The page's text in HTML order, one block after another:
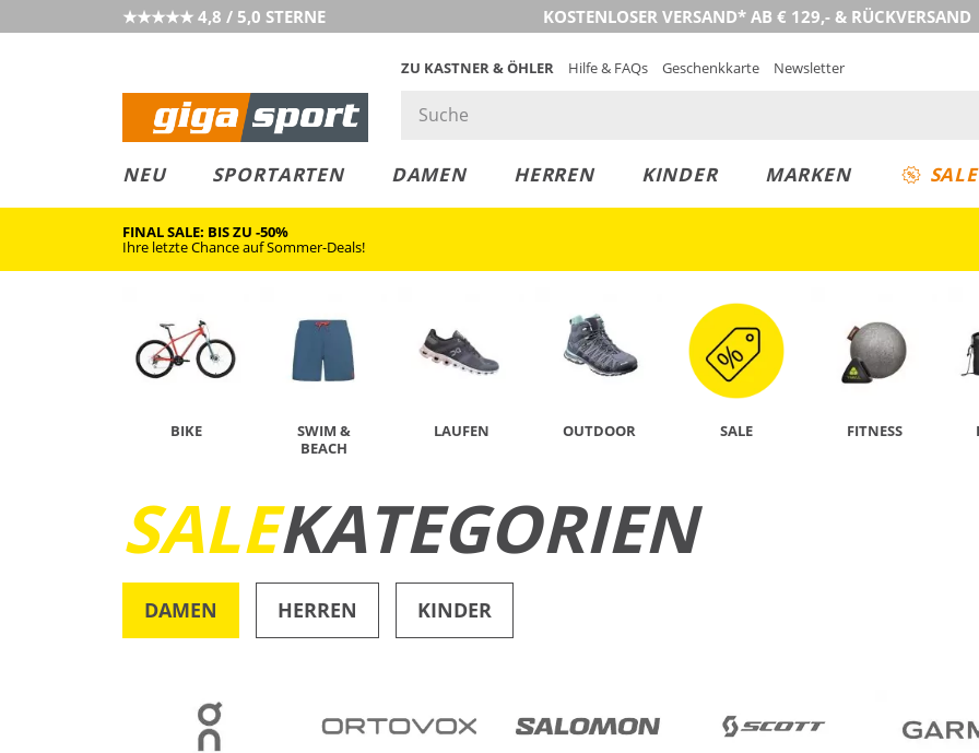
★★★★★ 4,8 / 5,0 STERNE KOSTENLOSER VERSAND* AB € 129,- & RÜCKVERSAND
ZU KASTNER & ÖHLER Hilfe & FAQs Geschenkkarte Newsletter
NEU SPORTARTEN DAMEN HERREN KINDER MARKEN SALE
FINAL SALE: BIS ZU -50%
Ihre letzte Chance auf Sommer-Deals!
JETZT ENTDECKEN
BIKE
SWIM &
BEACH
LAUFEN OUTDOOR SALE FITNESS
SALEKATEGORIEN
DAMEN HERREN KINDER